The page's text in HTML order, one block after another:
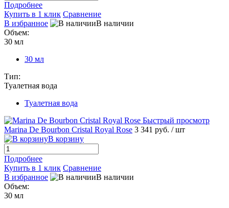
Подробнее
Купить в 1 клик Сравнение
В избранное
В наличии
Объем:
30 мл
30 мл
Тип:
Туалетная вода
Туалетная вода
Быстрый просмотр
Marina De Bourbon Cristal Royal Rose 3 341 руб. / шт
В корзину
Подробнее
Купить в 1 клик Сравнение
В избранное
В наличии
Объем:
30 мл